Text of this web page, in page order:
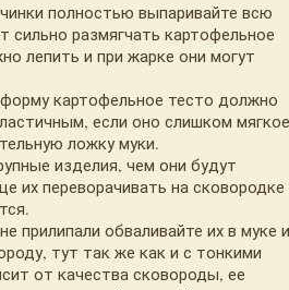
полностью выпаривайте всю
сильно размягчать картофельное
лепить и при жарке они могут
картофельное тесто должно
если оно слишком
ложку муки.
изделия, чем они будут
их переворачивать на сковородке
прилипали обваливайте их в муке
тут так же как и с тонкими
от качества сковороды, ее